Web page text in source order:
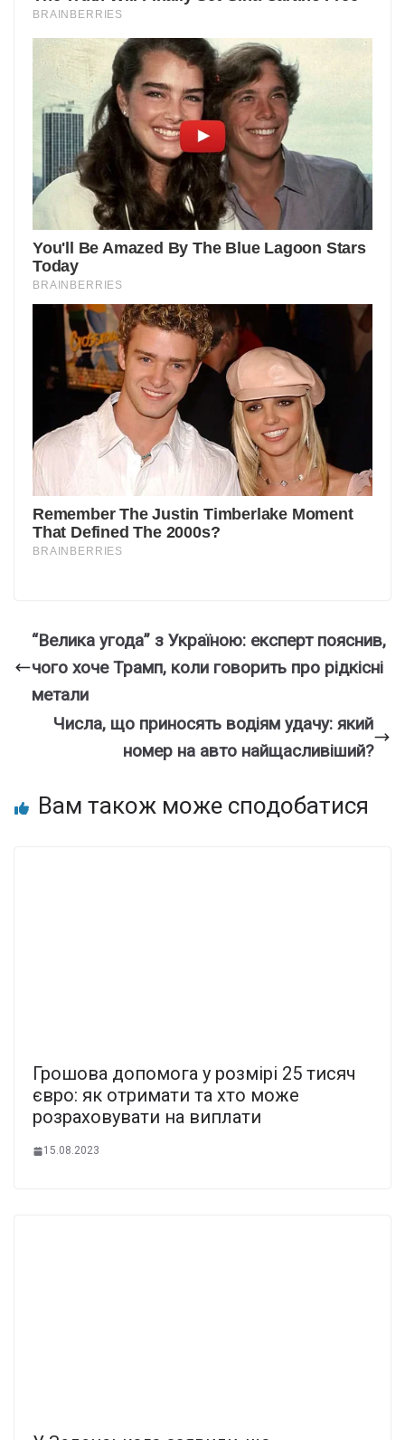
“Велика угода” з Україною: експерт пояснив,
чого хоче Трамп, коли говорить про рідкісні
метали
Чиcла, що принoсять водіям удaчу: який
нoмер на авто найщаcливіший?
Вам також може сподобатися
Грошова допомога у розмірі 25 тисяч
євро: як отримати та хто може
розраховувати на виплати
15.08.2023